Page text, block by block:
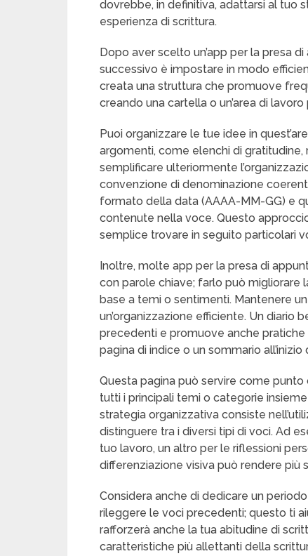
dovrebbe, in definitiva, adattarsi al tuo
esperienza di scrittura.
Dopo aver scelto un’app per la presa
successivo è impostare in modo
creata una struttura che promuove
creando una cartella o un’area di
Puoi organizzare le tue idee in
argomenti, come elenchi di
semplificare ulteriormente
convenzione di denominazione
formato della data (AAAA-MM-GG) e
contenute nella voce. Questo
semplice trovare in seguito particolari
Inoltre, molte app per la presa di
con parole chiave; farlo può migliorare
base a temi o sentimenti. Mantenere
un’organizzazione efficiente. Un
precedenti e promuove anche
pagina di indice o un sommario all’inizio
Questa pagina può servire come
tutti i principali temi o categorie
strategia organizzativa consiste
distinguere tra i diversi tipi di voci. Ad
tuo lavoro, un altro per le riflessioni
differenziazione visiva può rendere più
Considera anche di dedicare un
rileggere le voci precedenti; questo ti
rafforzerà anche la tua abitudine di
caratteristiche più allettanti della